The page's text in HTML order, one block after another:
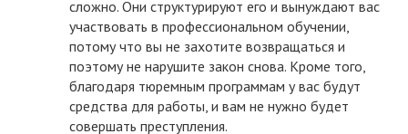
сложно. Они структурируют его и вынуждают вас
участвовать в профессиональном обучении,
потому что вы не захотите возвращаться и
поэтому не нарушите закон снова. Кроме того,
благодаря тюремным программам у вас будут
средства для работы, и вам не нужно будет
совершать преступления.